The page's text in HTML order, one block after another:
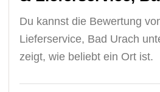
Du kannst die Bewertung
Lieferservice, Bad Urach
zeigt, wie beliebt ein Ort ist.